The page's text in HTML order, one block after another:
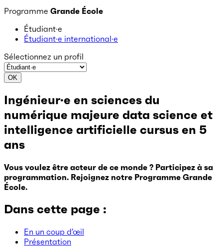
Programme Grande École
Étudiant·e
Étudiant·e international·e
Sélectionnez un profil
OK
Ingénieur·e en sciences du
numérique majeure data science et
intelligence artificielle cursus en 5
ans
Vous voulez être acteur de ce monde ? Participez à sa
programmation. Rejoignez notre Programme Grande
École.
Dans cette page :
En un coup d’œil
Présentation